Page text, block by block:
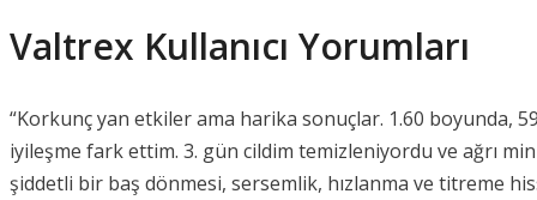
Valtrex Kullanıcı Yorumları
“Korkunç yan etkiler ama harika sonuçlar. 1.60 boyunda,
iyileşme fark ettim. 3. gün cildim temizleniyordu ve ağrı
şiddetli bir baş dönmesi, sersemlik, hızlanma ve titreme